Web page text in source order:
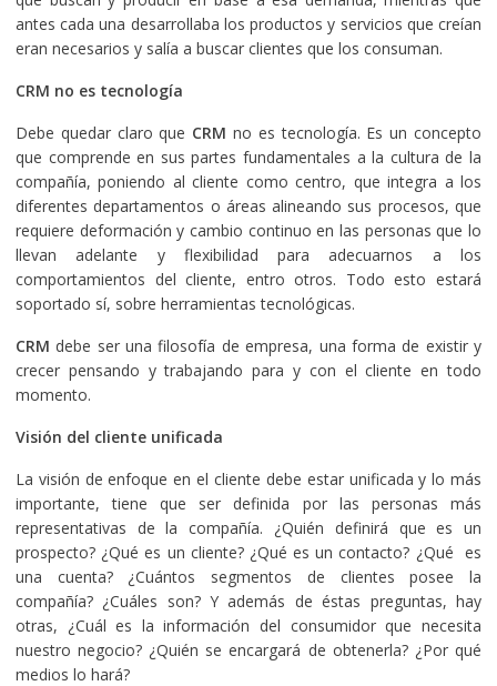
antes cada una desarrollaba los productos y servicios que creían
eran necesarios y salía a buscar clientes que los consuman.
CRM no es tecnología
Debe quedar claro que CRM no es tecnología. Es un concepto
que comprende en sus partes fundamentales a la cultura de la
compañía, poniendo al cliente como centro, que integra a los
diferentes departamentos o áreas alineando sus procesos, que
requiere deformación y cambio continuo en las personas que lo
llevan adelante y flexibilidad para adecuarnos a los
comportamientos del cliente, entro otros. Todo esto estará
soportado sí, sobre herramientas tecnológicas.
CRM debe ser una filosofía de empresa, una forma de existir y
crecer pensando y trabajando para y con el cliente en todo
momento.
Visión del cliente unificada
La visión de enfoque en el cliente debe estar unificada y lo más
importante, tiene que ser definida por las personas más
representativas de la compañía. ¿Quién definirá que es un
prospecto? ¿Qué es un cliente? ¿Qué es un contacto? ¿Qué es
una cuenta? ¿Cuántos segmentos de clientes posee la
compañía? ¿Cuáles son? Y además de éstas preguntas, hay
otras, ¿Cuál es la información del consumidor que necesita
nuestro negocio? ¿Quién se encargará de obtenerla? ¿Por qué
medios lo hará?